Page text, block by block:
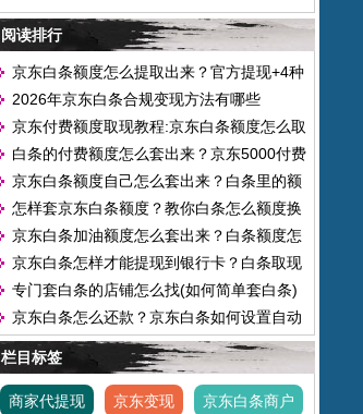
阅读排行
京东白条额度怎么提取出来？官方提现+4种
合规套出方法
2026年京东白条合规变现方法有哪些
京东付费额度取现教程:京东白条额度怎么取
出来
白条的付费额度怎么套出来？京东5000付费
额度可以提现吗
京东白条额度自己怎么套出来？白条里的额
度怎么用
怎样套京东白条额度？教你白条怎么额度换
现出来
京东白条加油额度怎么套出来？白条额度怎
么刷出来的
京东白条怎样才能提现到银行卡？白条取现
怎么取不了呀
专门套白条的店铺怎么找(如何简单套白条)
京东白条怎么还款？京东白条如何设置自动
还款？
栏目标签
商家代提现 京东变现 京东白条商户